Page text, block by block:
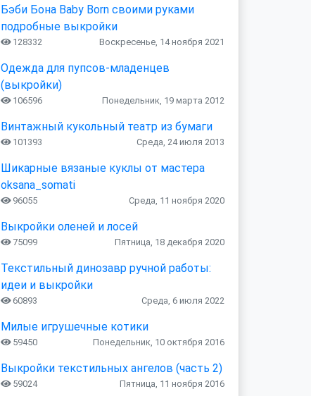
Бэби Бона Baby Born своими руками
подробные выкройки
128332 Воскресенье, 14 ноября 2021
Одежда для пупсов-младенцев
(выкройки)
106596 Понедельник, 19 марта 2012
Винтажный кукольный театр из бумаги
101393 Среда, 24 июля 2013
Шикарные вязаные куклы от мастера
oksana_somati
96055 Среда, 11 ноября 2020
Выкройки оленей и лосей
75099 Пятница, 18 декабря 2020
Текстильный динозавр ручной работы:
идеи и выкройки
60893 Среда, 6 июля 2022
Милые игрушечные котики
59450 Понедельник, 10 октября 2016
Выкройки текстильных ангелов (часть 2)
59024 Пятница, 11 ноября 2016